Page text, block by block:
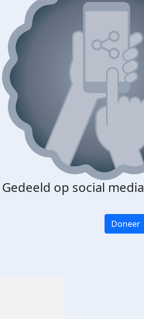
Gedeeld op social media
Doneer